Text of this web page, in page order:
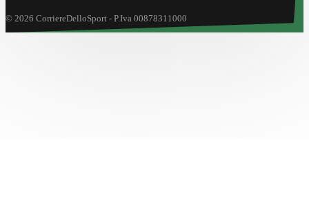
© 2026 CorriereDelloSport - P.Iva 00878311000